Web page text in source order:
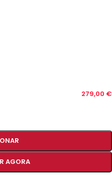
279,00 €
AGORA